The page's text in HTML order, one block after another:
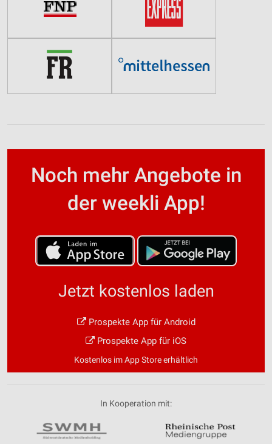
Noch mehr Angebote in
der weekli App!
Jetzt kostenlos laden
Prospekte App für Android
Prospekte App für iOS
Kostenlos im App Store erhältlich
In Kooperation mit: